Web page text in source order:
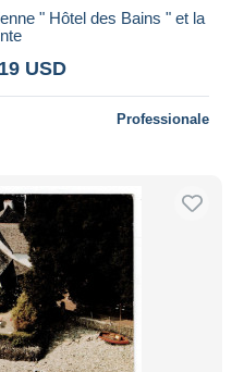
" Hôtel des Bains " et la
USD
Professionale